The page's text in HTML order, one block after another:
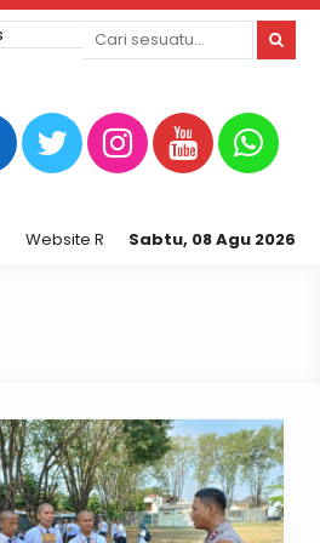
Sabtu, 08 Agu 2026
Website Resmi Kepolisian Resor Tegal